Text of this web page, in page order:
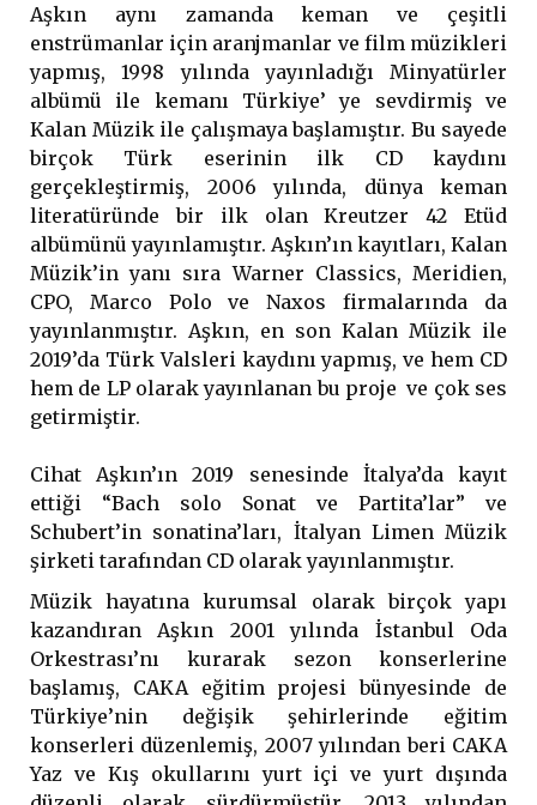
Aşkın aynı zamanda keman ve çeşitli
enstrümanlar için aranjmanlar ve film müzikleri
yapmış, 1998 yılında yayınladığı Minyatürler
albümü ile kemanı Türkiye’ ye sevdirmiş ve
Kalan Müzik ile çalışmaya başlamıştır. Bu sayede
birçok Türk eserinin ilk CD kaydını
gerçekleştirmiş, 2006 yılında, dünya keman
literatüründe bir ilk olan Kreutzer 42 Etüd
albümünü yayınlamıştır. Aşkın’ın kayıtları, Kalan
Müzik’in yanı sıra Warner Classics, Meridien,
CPO, Marco Polo ve Naxos firmalarında da
yayınlanmıştır. Aşkın, en son Kalan Müzik ile
2019’da Türk Valsleri kaydını yapmış, ve hem CD
hem de LP olarak yayınlanan bu proje ve çok ses
getirmiştir.
Cihat Aşkın’ın 2019 senesinde İtalya’da kayıt
ettiği “Bach solo Sonat ve Partita’lar” ve
Schubert’in sonatina’ları, İtalyan Limen Müzik
şirketi tarafından CD olarak yayınlanmıştır.
Müzik hayatına kurumsal olarak birçok yapı
kazandıran Aşkın 2001 yılında İstanbul Oda
Orkestrası’nı kurarak sezon konserlerine
başlamış, CAKA eğitim projesi bünyesinde de
Türkiye’nin değişik şehirlerinde eğitim
konserleri düzenlemiş, 2007 yılından beri CAKA
Yaz ve Kış okullarını yurt içi ve yurt dışında